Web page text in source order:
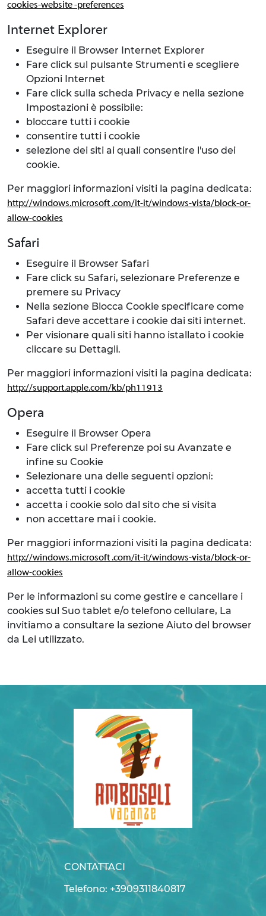
cookies-website -preferences
Internet Explorer
Eseguire il Browser Internet Explorer
Fare click sul pulsante Strumenti e scegliere
Opzioni Internet
Fare click sulla scheda Privacy e nella sezione
Impostazioni è possibile:
bloccare tutti i cookie
consentire tutti i cookie
selezione dei siti ai quali consentire l'uso dei
cookie.
Per maggiori informazioni visiti la pagina dedicata:
http://windows.microsoft .com/it-it/windows-vista/block-or-
allow-cookies
Safari
Eseguire il Browser Safari
Fare click su Safari, selezionare Preferenze e
premere su Privacy
Nella sezione Blocca Cookie specificare come
Safari deve accettare i cookie dai siti internet.
Per visionare quali siti hanno istallato i cookie
cliccare su Dettagli.
Per maggiori informazioni visiti la pagina dedicata:
http://support.apple.com/kb/ph11913
Opera
Eseguire il Browser Opera
Fare click sul Preferenze poi su Avanzate e
infine su Cookie
Selezionare una delle seguenti opzioni:
accetta tutti i cookie
accetta i cookie solo dal sito che si visita
non accettare mai i cookie.
Per maggiori informazioni visiti la pagina dedicata:
http://windows.microsoft .com/it-it/windows-vista/block-or-
allow-cookies
Per le informazioni su come gestire e cancellare i
cookies sul Suo tablet e/o telefono cellulare, La
invitiamo a consultare la sezione Aiuto del browser
da Lei utilizzato.
CONTATTACI
Telefono: +3909311840817